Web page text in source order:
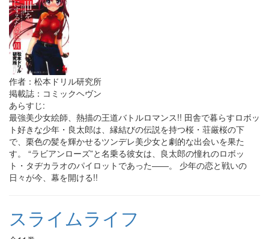
作者：松本ドリル研究所
掲載誌：コミックヘヴン
あらすじ:
最強美少女絵師、熱描の王道バトルロマンス!! 田舎で暮らすロボッ
ト好きな少年・良太郎は、縁結びの伝説を持つ桜・荘厳桜の下
で、栗色の髪を輝かせるツンデレ美少女と劇的な出会いを果た
す。 “ラビアンローズ”と名乗る彼女は、良太郎の憧れのロボッ
ト・タヂカラオのパイロットであった――。 少年の恋と戦いの
日々が今、幕を開ける!!
スライムライフ